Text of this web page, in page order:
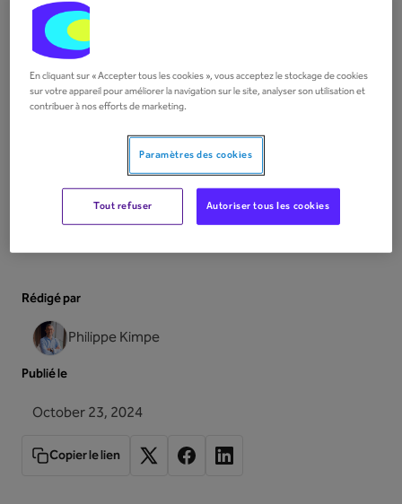
Rédigé par
Philippe Kimpe
Publié le
October 23, 2024
Copier le lien
En cliquant sur « Accepter tous les cookies », vous acceptez le stockage de cookies
sur votre appareil pour améliorer la navigation sur le site, analyser son utilisation et
contribuer à nos efforts de marketing.
Paramètres des cookies
Tout refuser Autoriser tous les cookies